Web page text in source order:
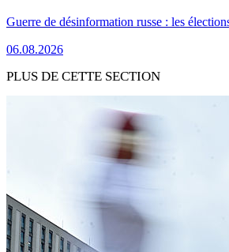
Guerre de désinformation russe : les
06.08.2026
PLUS DE CETTE SECTION